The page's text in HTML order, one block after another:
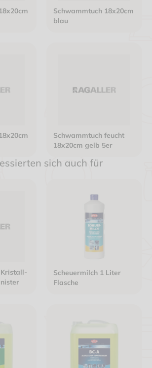
Schwammtuch 18x20cm
blau
Schwammtuch feucht
18x20cm gelb 5er
sich auch für
Scheuermilch 1 Liter
Flasche